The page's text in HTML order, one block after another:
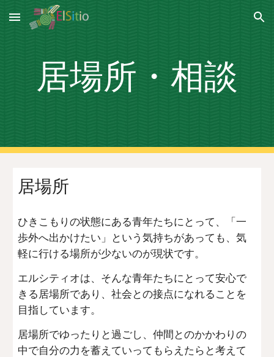
Skip to main content Skip to navigation
居場所・相談
居場所
ひきこもりの状態にある青年たちにとって、「一
歩外へ出かけたい」という気持ちがあっても、気
軽に行ける場所が少ないのが現状です。
エルシティオは、そんな青年たちにとって安心で
きる居場所であり、社会との接点になれることを
目指しています。
居場所でゆったりと過ごし、仲間とのかかわりの
中で自分の力を蓄えていってもらえたらと考えて